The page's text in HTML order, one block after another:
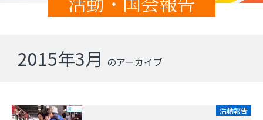
2015年3月 のアーカイブ
活動報告